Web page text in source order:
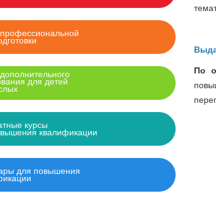
для детей
курсы
квалификации
для повышения
По